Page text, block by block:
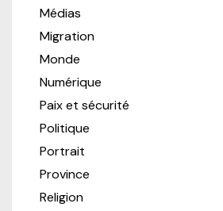
Médias
Migration
Monde
Numérique
Paix et sécurité
Politique
Portrait
Province
Religion